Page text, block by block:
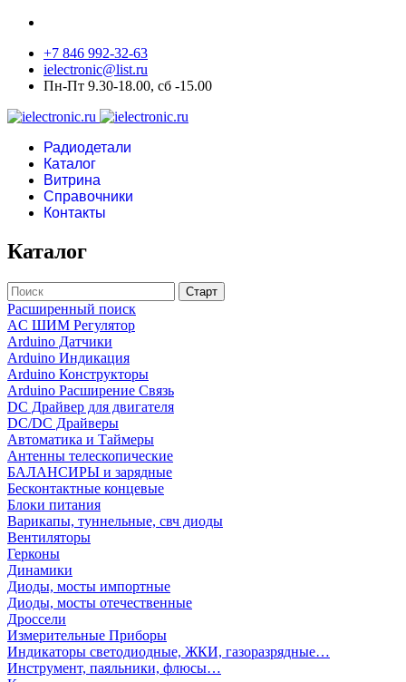
+7 846 992-32-63
ielectronic@list.ru
Пн-Пт 9.30-18.00, сб -15.00
Радиодетали
Каталог
Витрина
Справочники
Контакты
Каталог
Расширенный поиск
AC ШИМ Регулятор
Arduino Датчики
Arduino Индикация
Arduino Конструкторы
Arduino Расширение Связь
DC Драйвер для двигателя
DC/DC Драйверы
Автоматика и Таймеры
Антенны телескопические
БАЛАНСИРЫ и зарядные
Бесконтактные концевые
Блоки питания
Варикапы, туннельные, свч диоды
Вентиляторы
Герконы
Динамики
Диоды, мосты импортные
Диоды, мосты отечественные
Дроссели
Измерительные Приборы
Индикаторы светодиодные, ЖКИ, газоразрядные…
Инструмент, паяльники, флюсы…